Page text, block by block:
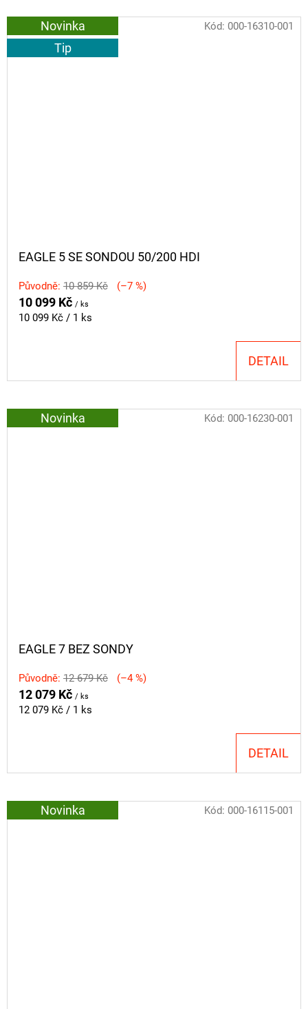
Novinka
Tip
EAGLE 5 SE SONDOU 50/200 HDI
Původně: 10 859 Kč (–7 %)
10 099 Kč / ks
Měrná
10 099 Kč / 1 ks
DETAIL
Kód: 000-16310-001
Novinka
EAGLE 7 BEZ SONDY
Původně: 12 679 Kč (–4 %)
12 079 Kč / ks
Měrná
12 079 Kč / 1 ks
DETAIL
Kód: 000-16230-001
Novinka Kód: 000-16115-001